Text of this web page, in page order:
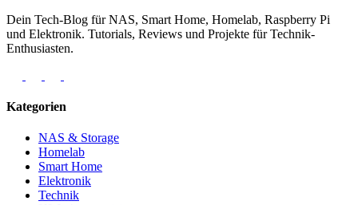
Dein Tech-Blog für NAS, Smart Home, Homelab, Raspberry Pi
und Elektronik. Tutorials, Reviews und Projekte für Technik-
Enthusiasten.
Kategorien
NAS & Storage
Homelab
Smart Home
Elektronik
Technik